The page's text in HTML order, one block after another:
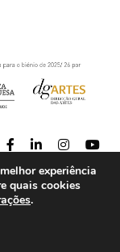
experiência
quais cookies
.